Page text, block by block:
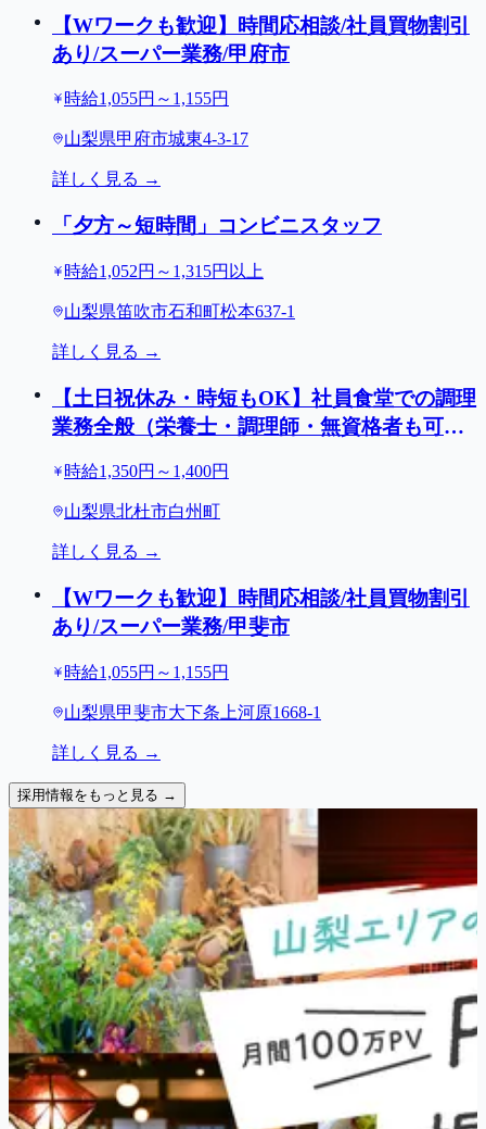
【Wワークも歓迎】時間応相談/社員買物割引
あり/スーパー業務/甲府市
時給1,055円～1,155円
山梨県甲府市城東4-3-17
詳しく見る →
「夕方～短時間」コンビニスタッフ
時給1,052円～1,315円以上
山梨県笛吹市石和町松本637-1
詳しく見る →
【土日祝休み・時短もOK】社員食堂での調理
業務全般（栄養士・調理師・無資格者も可）/
時給1,350円～1,400円
山梨県北杜市白州町
詳しく見る →
【Wワークも歓迎】時間応相談/社員買物割引
あり/スーパー業務/甲斐市
時給1,055円～1,155円
山梨県甲斐市大下条上河原1668-1
詳しく見る →
採用情報をもっと見る →